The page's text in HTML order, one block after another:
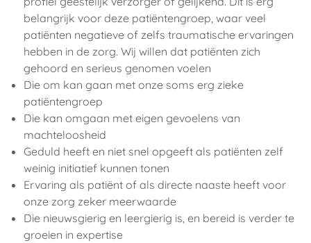
belangrijk voor deze patiëntengroep, waar veel
patiënten negatieve of zelfs traumatische ervaringen
hebben in de zorg. Wij willen dat patiënten zich
gehoord en serieus genomen voelen
Die om kan gaan met onze soms erg zieke
patiëntengroep
Die kan omgaan met eigen gevoelens van
machteloosheid
Geduld heeft en niet snel opgeeft als patiënten zelf
weinig initiatief kunnen tonen
Ervaring als patiënt of als directe naaste heeft voor
onze zorg zeker meerwaarde
Die nieuwsgierig en leergierig is, en bereid is verder te
groeien in expertise